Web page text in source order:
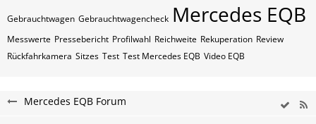
Gebrauchtwagen Gebrauchtwagencheck Mercedes EQB
Messwerte Pressebericht Profilwahl Reichweite Rekuperation Review
Rückfahrkamera Sitzes Test Test Mercedes EQB Video EQB
Mercedes EQB Forum